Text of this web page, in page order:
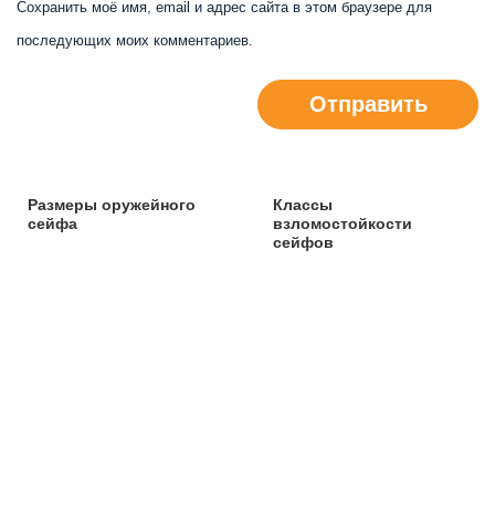
Сохранить моё имя, email и адрес сайта в этом браузере для
последующих моих комментариев.
Отправить
Размеры оружейного
сейфа
Классы
взломостойкости
сейфов